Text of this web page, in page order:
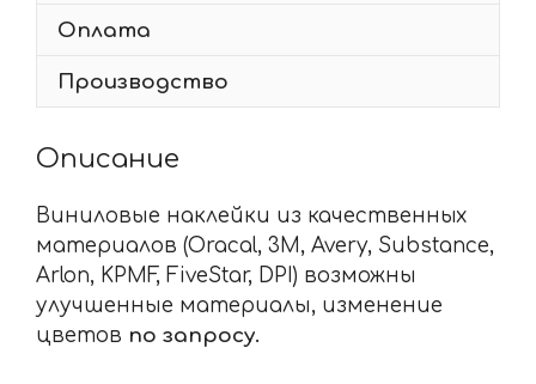
Оплата
Производство
Описание
Виниловые наклейки из качественных
материалов (Oracal, 3M, Avery, Substance,
Arlon, KPMF, FiveStar, DPI) возможны
улучшенные материалы, изменение
цветов по запросу.